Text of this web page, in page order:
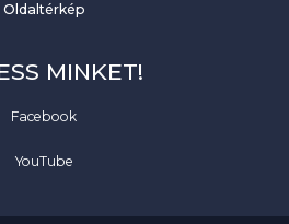
Oldaltérkép
MINKET!
Facebook
YouTube